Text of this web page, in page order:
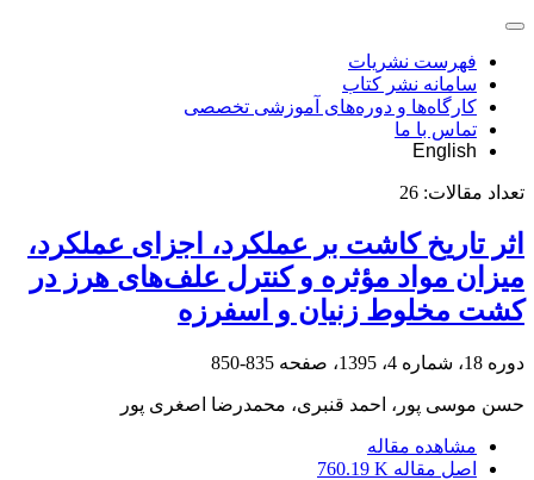
فهرست نشریات
سامانه نشر کتاب
کارگاه‌ها و دوره‌های آموزشی تخصصی
تماس با ما
English
تعداد مقالات: 26
اثر تاریخ کاشت بر عملکرد، اجزای عملکرد،
میزان مواد مؤثره و کنترل علف‌های هرز در
کشت مخلوط زنیان و اسفرزه
دوره 18، شماره 4، 1395، صفحه 835-850
حسن موسی پور، احمد قنبری، محمدرضا اصغری پور
مشاهده مقاله
اصل مقاله 760.19 K